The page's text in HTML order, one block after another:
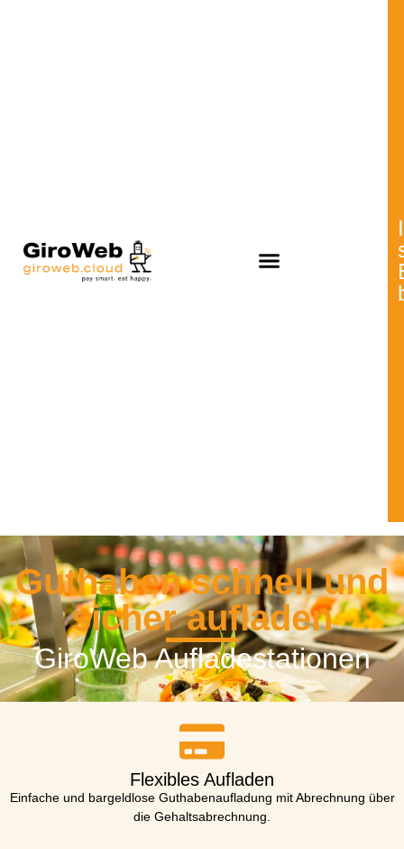
Guthaben schnell und
sicher aufladen
GiroWeb Aufladestationen
Flexibles Aufladen
Einfache und bargeldlose Guthabenaufladung mit Abrechnung über
die Gehaltsabrechnung.